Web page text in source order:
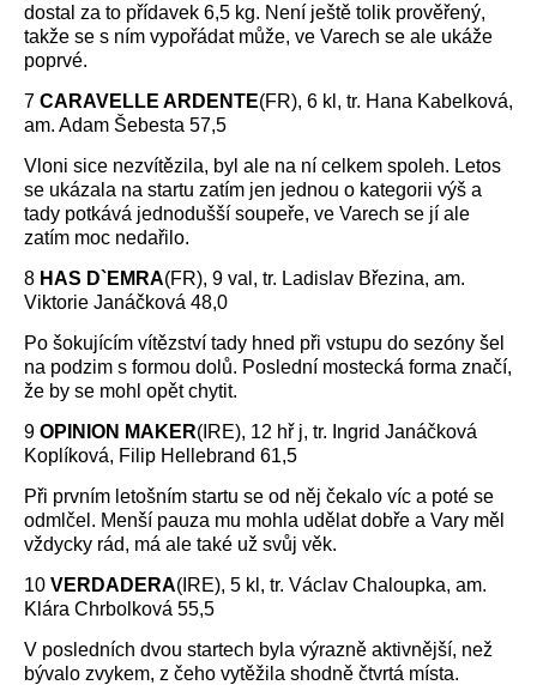
dostal za to přídavek 6,5 kg. Není ještě tolik prověřený,
takže se s ním vypořádat může, ve Varech se ale ukáže
poprvé.
7 CARAVELLE ARDENTE(FR), 6 kl, tr. Hana Kabelková,
am. Adam Šebesta 57,5
Vloni sice nezvítězila, byl ale na ní celkem spoleh. Letos
se ukázala na startu zatím jen jednou o kategorii výš a
tady potkává jednodušší soupeře, ve Varech se jí ale
zatím moc nedařilo.
8 HAS D`EMRA(FR), 9 val, tr. Ladislav Březina, am.
Viktorie Janáčková 48,0
Po šokujícím vítězství tady hned při vstupu do sezóny šel
na podzim s formou dolů. Poslední mostecká forma značí,
že by se mohl opět chytit.
9 OPINION MAKER(IRE), 12 hř j, tr. Ingrid Janáčková
Koplíková, Filip Hellebrand 61,5
Při prvním letošním startu se od něj čekalo víc a poté se
odmlčel. Menší pauza mu mohla udělat dobře a Vary měl
vždycky rád, má ale také už svůj věk.
10 VERDADERA(IRE), 5 kl, tr. Václav Chaloupka, am.
Klára Chrbolková 55,5
V posledních dvou startech byla výrazně aktivnější, než
bývalo zvykem, z čeho vytěžila shodně čtvrtá místa.